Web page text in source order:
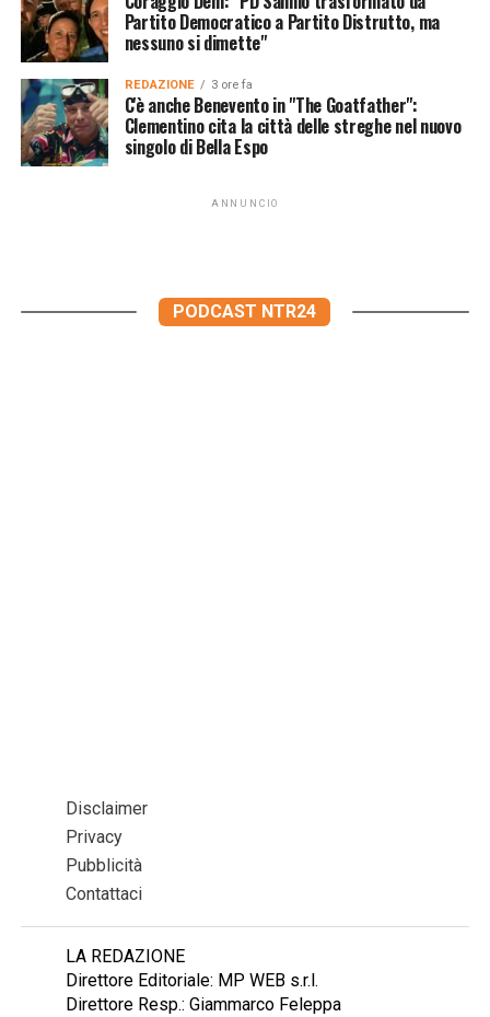
Partito Democratico a Partito Distrutto, ma
nessuno si dimette"
REDAZIONE 3 ore fa
C'è anche Benevento in "The Goatfather":
Clementino cita la città delle streghe nel nuovo
singolo di Bella Espo
ANNUNCIO
PODCAST NTR24
Disclaimer
Privacy
Pubblicità
Contattaci
LA REDAZIONE
Direttore Editoriale: MP WEB s.r.l.
Direttore Resp.: Giammarco Feleppa